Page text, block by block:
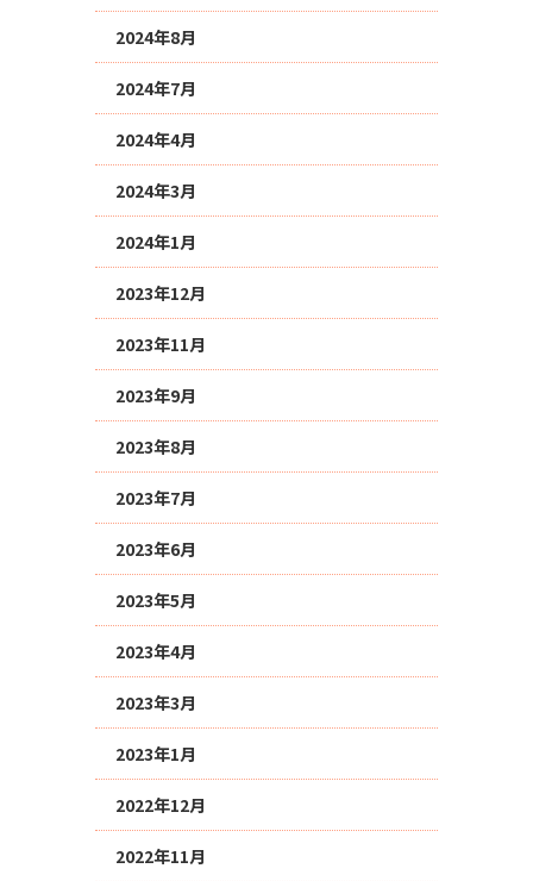
2024年8月
2024年7月
2024年4月
2024年3月
2024年1月
2023年12月
2023年11月
2023年9月
2023年8月
2023年7月
2023年6月
2023年5月
2023年4月
2023年3月
2023年1月
2022年12月
2022年11月